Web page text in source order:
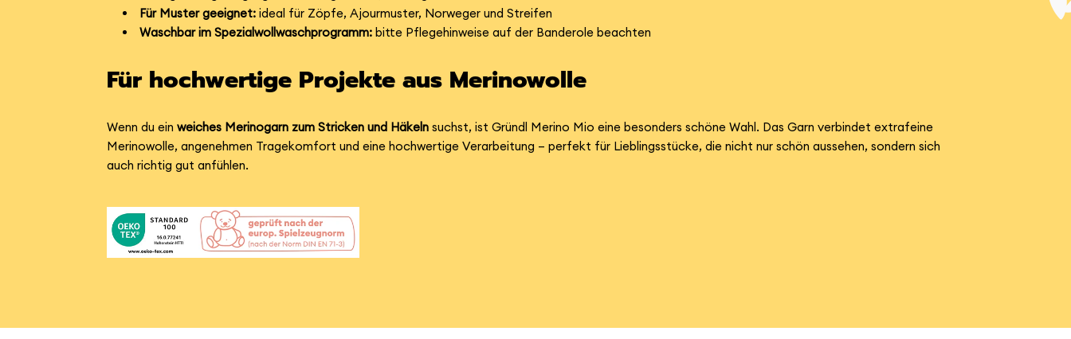
Für Muster geeignet: ideal für Zöpfe, Ajourmuster, Norweger und Streifen
Waschbar im Spezialwollwaschprogramm: bitte Pflegehinweise auf der Banderole beachten
Für hochwertige Projekte aus Merinowolle
Wenn du einweiches Merinogarn zum Stricken und Häkeln suchst, ist Gründl Merino Mio eine besonders schöne Wahl. Das Garn verbindet extrafeine
Merinowolle, angenehmen Tragekomfort und eine hochwertige Verarbeitung – perfekt für Lieblingsstücke, die nicht nur schön aussehen, sondern sich
auch richtig gut anfühlen.